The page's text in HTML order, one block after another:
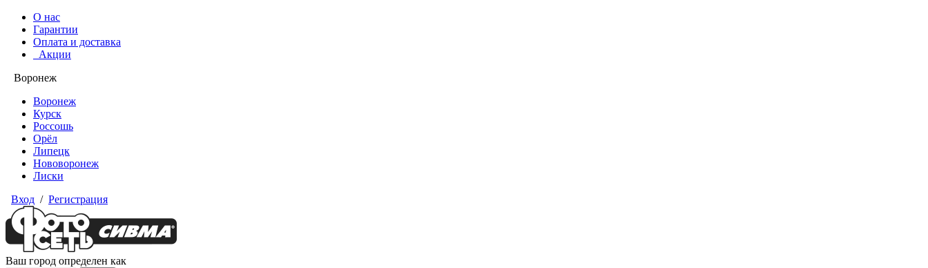
О нас
Гарантии
Оплата и доставка
Акции
Воронеж
Воронеж
Курск
Россошь
Орёл
Липецк
Нововоронеж
Лиски
Вход / Регистрация
Ваш город определен как